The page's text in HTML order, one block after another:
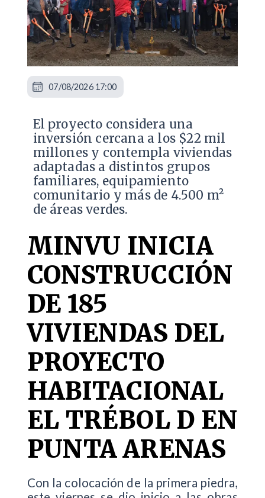
El proyecto considera una
inversión cercana a los $22 mil
millones y contempla viviendas
adaptadas a distintos grupos
familiares, equipamiento
comunitario y más de 4.500 m²
de áreas verdes.
MINVU INICIA
CONSTRUCCIÓN
DE 185
VIVIENDAS DEL
PROYECTO
HABITACIONAL
EL TRÉBOL D EN
PUNTA ARENAS
Con la colocación de la primera piedra,
07/08/2026 17:00